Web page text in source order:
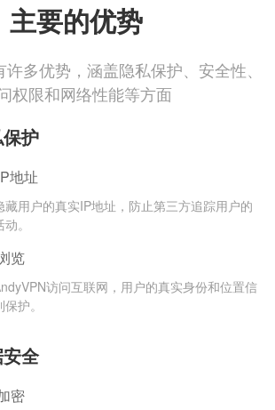
主要的优势
多优势，涵盖隐私保护、安全性、
权限和网络性能等方面
护
地址
藏用户的真实IP地址，防止第三方追踪用户的
。
览
访问互联网，用户的真实身份和位置信
护。
全
密